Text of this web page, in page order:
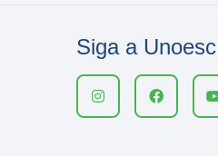
Siga a Unoesc